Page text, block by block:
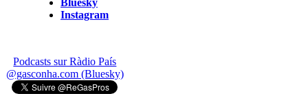
Bluesky
Instagram
Podcasts sur Ràdio País
@gasconha.com (Bluesky)